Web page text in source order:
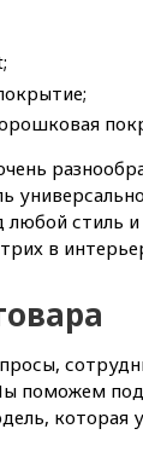
стиль
в
поможем
которая